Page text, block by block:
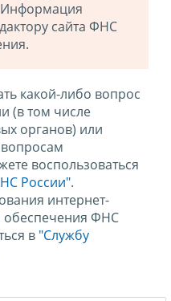
Информация
сайта ФНС
какой-либо вопрос
(в том числе
органов) или
воспользоваться
России".
интернет-
обеспечения ФНС
в "Службу